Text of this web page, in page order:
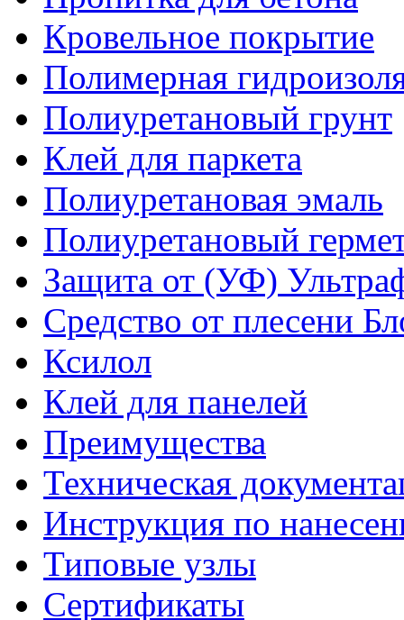
Кровельное покрытие
Полимерная
Полиуретановый грунт
Клей для паркета
Полиуретановая эмаль
Полиуретановый
Защита от (УФ)
Средство от плесени
Ксилол
Клей для панелей
Преимущества
Техническая
Инструкция по
Типовые узлы
Сертификаты